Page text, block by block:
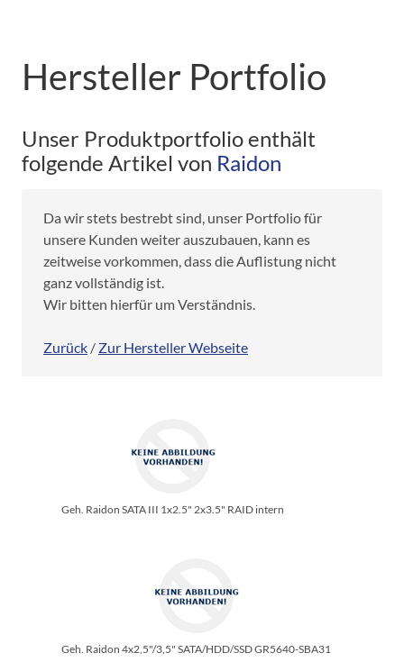
Hersteller Portfolio
Unser Produktportfolio enthält
folgende Artikel von Raidon
Da wir stets bestrebt sind, unser Portfolio für
unsere Kunden weiter auszubauen, kann es
zeitweise vorkommen, dass die Auflistung nicht
ganz vollständig ist.
Wir bitten hierfür um Verständnis.
Zurück / Zur Hersteller Webseite
Geh. Raidon SATA III 1x2.5" 2x3.5" RAID intern
Geh. Raidon 4x2,5"/­3,5" SATA/­HDD/­SSD GR5640-SBA31